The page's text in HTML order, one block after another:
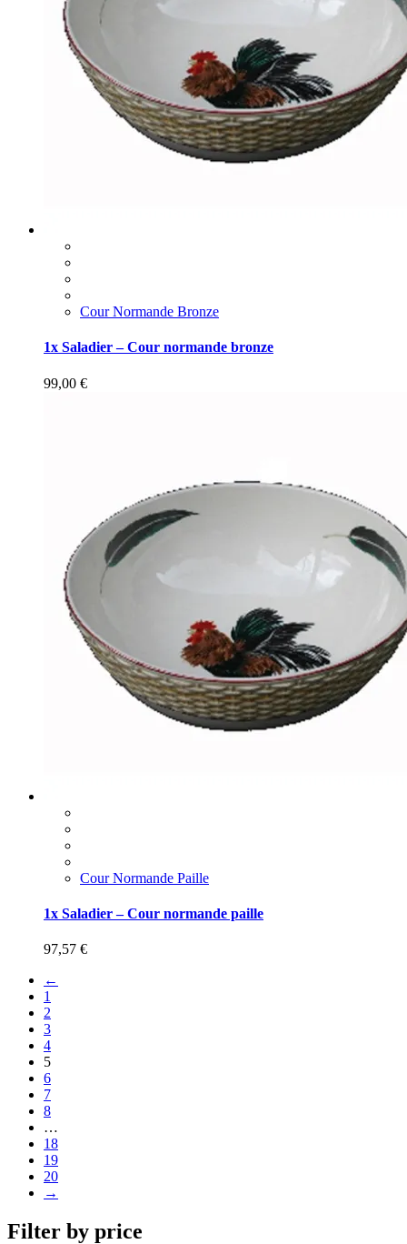
Cour Normande Bronze
1x Saladier – Cour normande bronze
99,00 €
Cour Normande Paille
1x Saladier – Cour normande paille
97,57 €
←
1
2
3
4
5
6
7
8
…
18
19
20
→
Filter by price